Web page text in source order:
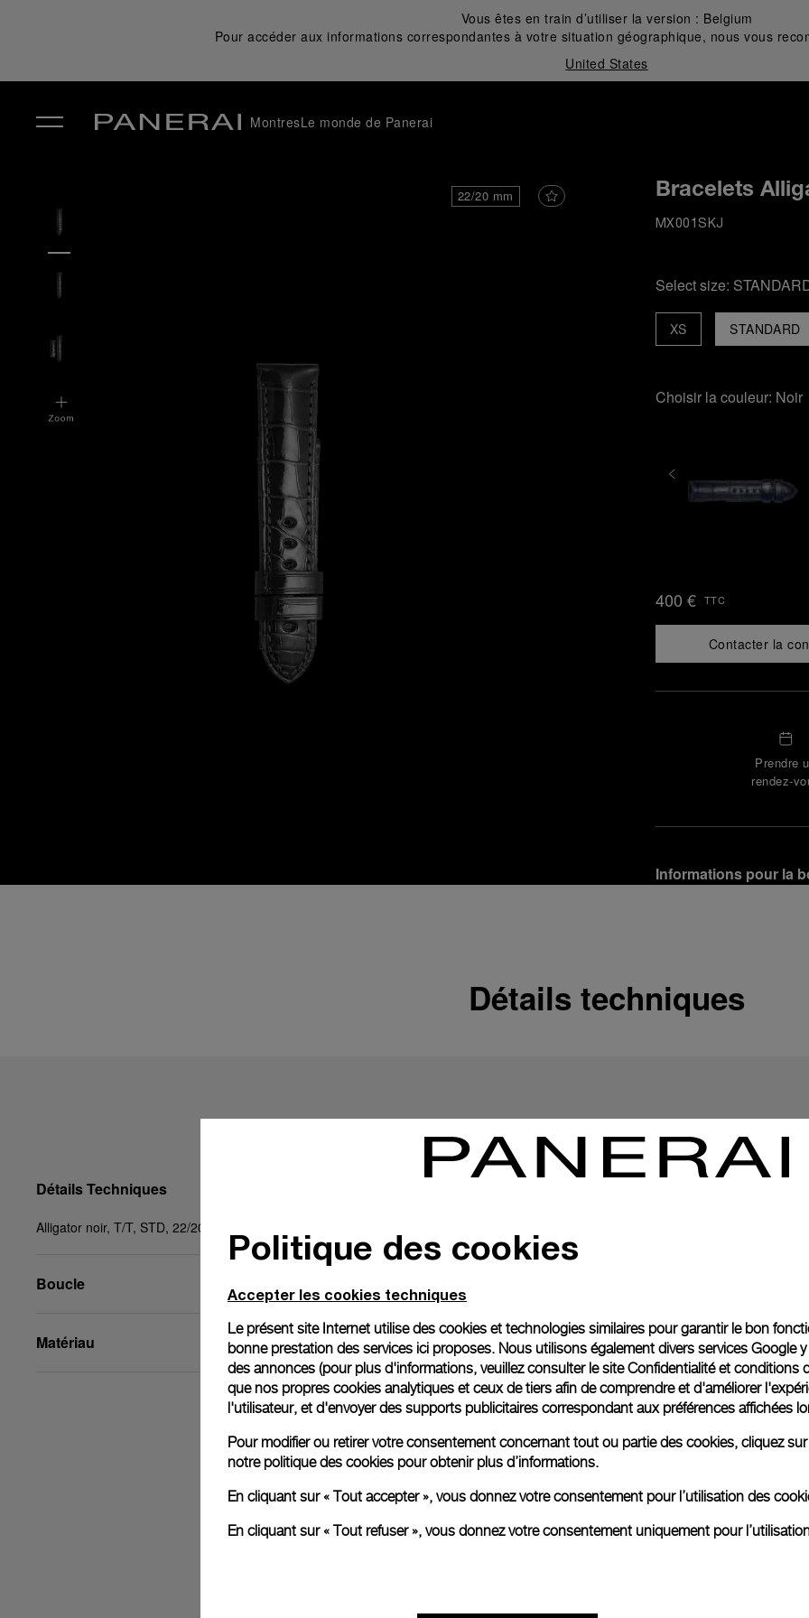
Vous êtes en train d’utiliser la version : Belgium
Pour accéder aux informations correspondantes à votre situation géographique, nous vous
United States
MontresLe monde de Panerai
22/20 mm Bracelets
MX001SKJ
Select size:
STANDARD
XS
Choisir la couleur: Noir
400 € TTC
Contacter la
Prendre
rendez-
Informations pour la
Retours et échanges
Officine Panerai
crédit :
personnalisé.
En savoir plus
Toutes les images sont des
aux produits réels.
Détails techniques
Détails Techniques
Alligator noir, T/T, STD, 22/20, BA
Boucle
Matériau
Politique des cookies
Accepter les cookies techniques
Le présent site Internet utilise des cookies et technologies similaires pour garantir le bon
bonne prestation des services ici proposes. Nous utilisons également divers services Google
des annonces (pour plus d'informations, veuillez consulter lesite Confidentialité et conditions
que nos propres cookies analytiques et ceux de tiers afin de comprendre et d'améliorer
l'utilisateur, et d'envoyer des supports publicitaires correspondant aux préférences affichées
Pour modifier ou retirer votre consentement concernant tout ou partie des cookies, cliquez
notre politique des cookies pour obtenir plus d’informations.
En cliquant sur « Tout accepter », vous donnez votre consentement pour l’utilisation des
En cliquant sur « Tout refuser », vous donnez votre consentement uniquement pour